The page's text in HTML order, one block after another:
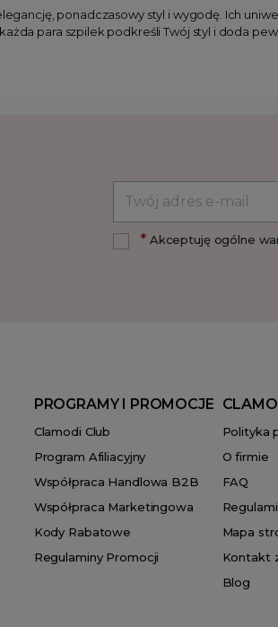
ponadczasowy styl i wygodę. Ich
para szpilek podkreśli Twój styl i doda
*Akceptuję ogólne
PROGRAMY I PROMOCJE
Clamodi Club
Program Afiliacyjny
Współpraca Handlowa B2B
Współpraca Marketingowa
Kody Rabatowe
Regulaminy Promocji
Polityka
O firmie
FAQ
Mapa
Kontakt
Blog